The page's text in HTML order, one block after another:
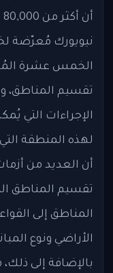
نيويورك مُعرّضة
الخمس عشرة
تقسيم المناطق،
الإجراءات التي
لهذه المنطقة
أن العديد من
تقسيم المناطق
المناطق إلى
الأراضي ونوع
بالإضافة إلى